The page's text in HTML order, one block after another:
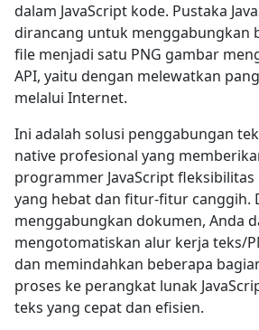
dalam JavaScript kode. Pustaka
dirancang untuk menggabungkan
file menjadi satu PNG gambar
API, yaitu dengan melewatkan
melalui Internet.
Ini adalah solusi penggabungan
native profesional yang
programmer JavaScript
yang hebat dan fitur-fitur canggih.
menggabungkan dokumen, Anda
mengotomatiskan alur kerja teks/
dan memindahkan beberapa
proses ke perangkat lunak
teks yang cepat dan efisien.